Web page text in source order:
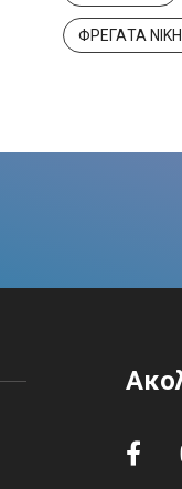
ΦΡΕΓΑΤΑ